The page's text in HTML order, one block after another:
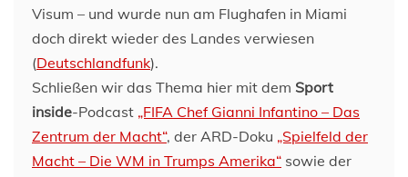
Visum – und wurde nun am Flughafen in Miami
doch direkt wieder des Landes verwiesen
(Deutschlandfunk).
Schließen wir das Thema hier mit dem Sport
inside-Podcast „FIFA Chef Gianni Infantino – Das
Zentrum der Macht“, der ARD-Doku „Spielfeld der
Macht – Die WM in Trumps Amerika“ sowie der